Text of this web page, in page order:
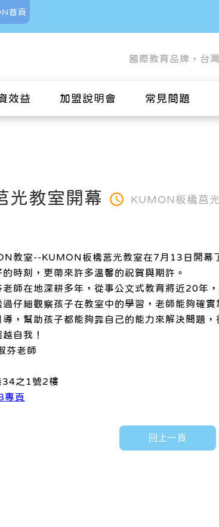
首頁
國際教育品牌，台
效益 加盟說明會 常見問題
光教室開幕 KUMON板橋莒
教室--KUMON板橋莒光教室在7月13日開幕
時刻，更帶來許多溫馨的祝賀與期許。
師在地深耕多年，從事公文式教育將近20年
仔細觀察孩子在教室中的學習，老師能夠確
，幫助孩子都能夠靠自己的能力來解決問題
自我！
芬老師
34之1號2樓
專頁